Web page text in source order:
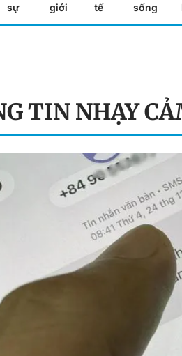
sự
giới
tế
sống
TIN NHẠY